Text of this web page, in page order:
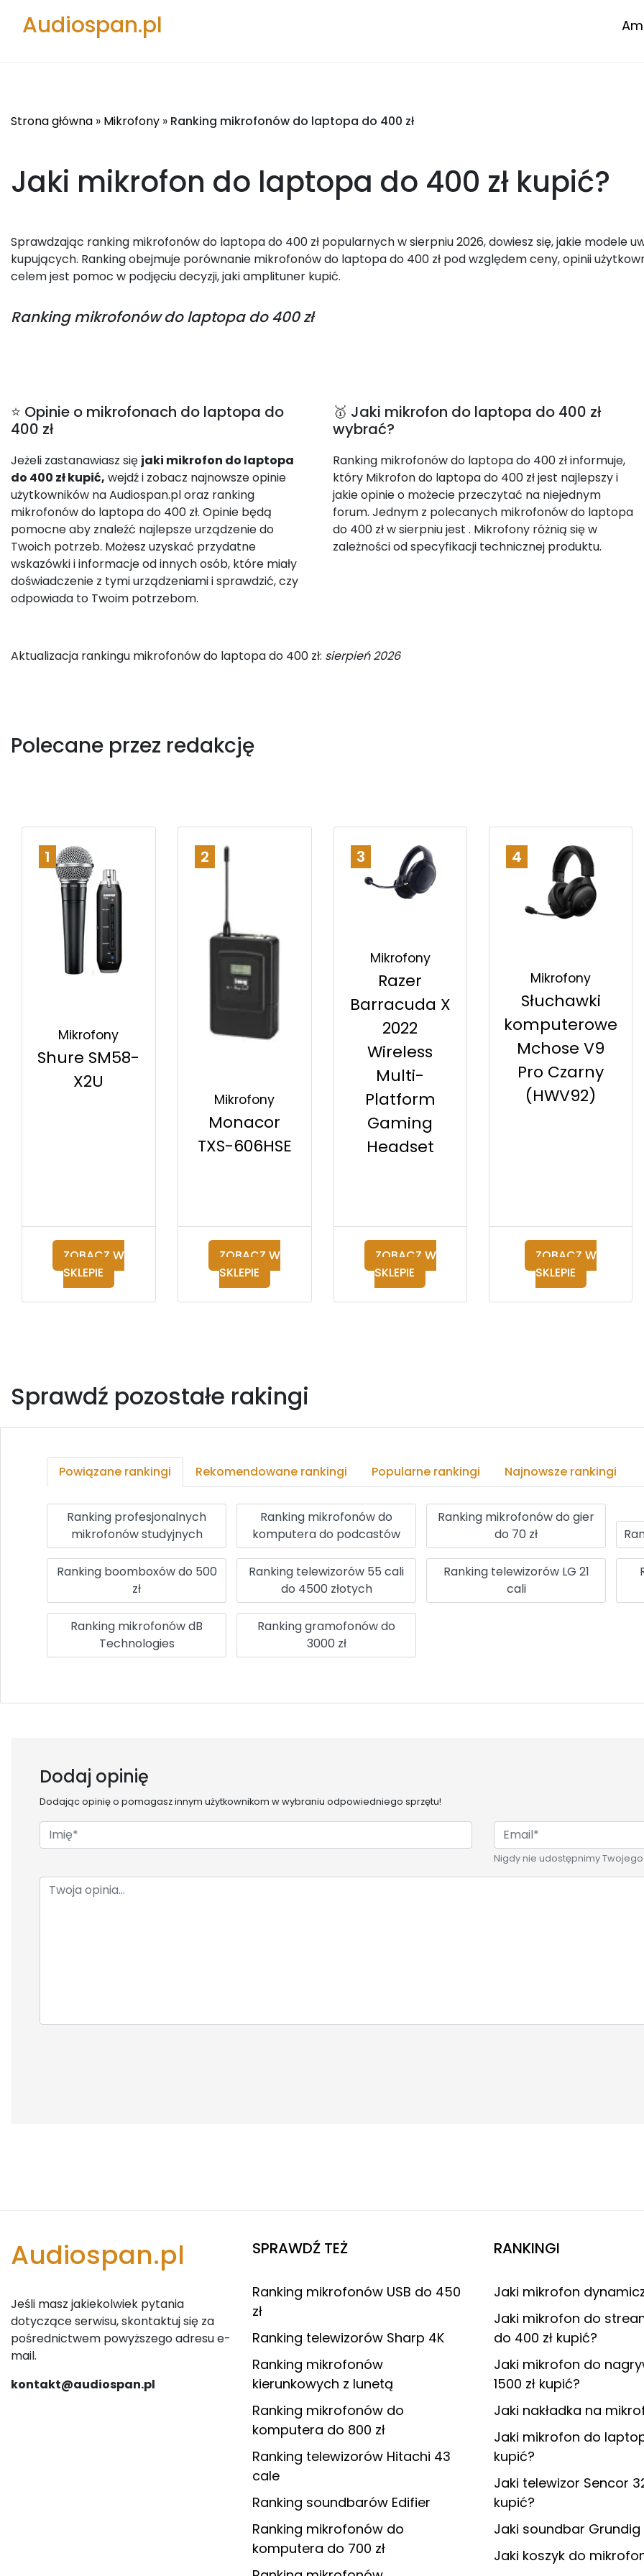
Audiospan.pl
Strona główna » Mikrofony » Ranking mikrofonów do laptopa do 400 zł
Jaki mikrofon do laptopa do 400 zł kupić?
Sprawdzając ranking mikrofonów do laptopa do 400 zł popularnych w sierpniu 2026, dowiesz się, jakie modele
kupujących. Ranking obejmuje porównanie mikrofonów do laptopa do 400 zł pod względem ceny, opinii
celem jest pomoc w podjęciu decyzji, jaki amplituner kupić.
Rankingmikrofonów do laptopa do 400 zł
⭐ Opinie o mikrofonach do laptopa do
400 zł
Jeżeli zastanawiasz się jaki mikrofon do laptopa
do 400 zł kupić, wejdź i zobacz najnowsze opinie
użytkowników na Audiospan.pl oraz ranking
mikrofonów do laptopa do 400 zł. Opinie będą
pomocne aby znaleźć najlepsze urządzenie do
Twoich potrzeb. Możesz uzyskać przydatne
wskazówki i informacje od innych osób, które miały
doświadczenie z tymi urządzeniami i sprawdzić, czy
odpowiada to Twoim potrzebom.
🥇 Jaki mikrofon do laptopa do 400 zł
wybrać?
Ranking mikrofonów do laptopa do 400 zł informuje,
który Mikrofon do laptopa do 400 zł jest najlepszy i
jakie opinie o możecie przeczytać na niejednym
forum. Jednym z polecanych mikrofonów do laptopa
do 400 zł w sierpniu jest . Mikrofony różnią się w
zależności od specyfikacji technicznej produktu.
Aktualizacja rankingu mikrofonów do laptopa do 400 zł: sierpień 2026
Polecane przez redakcję
1
Mikrofony
Shure SM58-
X2U
ZOBACZ W
SKLEPIE
2
Mikrofony
Monacor
TXS-606HSE
ZOBACZ W
SKLEPIE
3
Mikrofony
Razer
Barracuda X
2022
Wireless
Multi-
Platform
Gaming
Headset
ZOBACZ W
SKLEPIE
4
Mikrofony
Słuchawki
komputerowe
Mchose V9
Pro Czarny
(HWV92)
ZOBACZ W
SKLEPIE
Sprawdź pozostałe rakingi
Powiązane rankingi Rekomendowane rankingi Popularne rankingi Najnowsze rankingi
Ranking profesjonalnych
mikrofonów studyjnych
Ranking mikrofonów do
komputera do podcastów
Ranking mikrofonów do gier
do 70 zł
Ranking boomboxów do 500
zł
Ranking telewizorów 55 cali
do 4500 złotych
Ranking telewizorów LG 21
cali
Ranking mikrofonów dB
Technologies
Ranking gramofonów do
3000 zł
Dodaj opinię
Dodając opinię o pomagasz innym użytkownikom w wybraniu odpowiedniego sprzętu!
Nigdy nie udostępnimy
Audiospan.pl
Jeśli masz jakiekolwiek pytania
dotyczące serwisu, skontaktuj się za
pośrednictwem powyższego adresu e-
mail.
kontakt@audiospan.pl
SPRAWDŹ TEŻ
Ranking mikrofonów USB do 450
zł
Ranking telewizorów Sharp 4K
Ranking mikrofonów
kierunkowych z lunetą
Ranking mikrofonów do
komputera do 800 zł
Ranking telewizorów Hitachi 43
cale
Ranking soundbarów Edifier
Ranking mikrofonów do
komputera do 700 zł
RANKINGI
Jaki mikrofon
Jaki mikrofon do
do 400 zł kupić?
Jaki mikrofon do
1500 zł kupić?
Jaki nakładka na
Jaki mikrofon do
kupić?
Jaki telewizor Sencor
kupić?
Jaki soundbar Grundig
Jaki koszyk do